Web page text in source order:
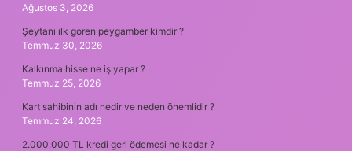
Ağustos 3, 2026
Şeytanı ılk goren peygamber kimdir ?
Temmuz 30, 2026
Kalkınma hisse ne iş yapar ?
Temmuz 25, 2026
Kart sahibinin adı nedir ve neden önemlidir ?
Temmuz 24, 2026
2.000.000 TL kredi geri ödemesi ne kadar ?